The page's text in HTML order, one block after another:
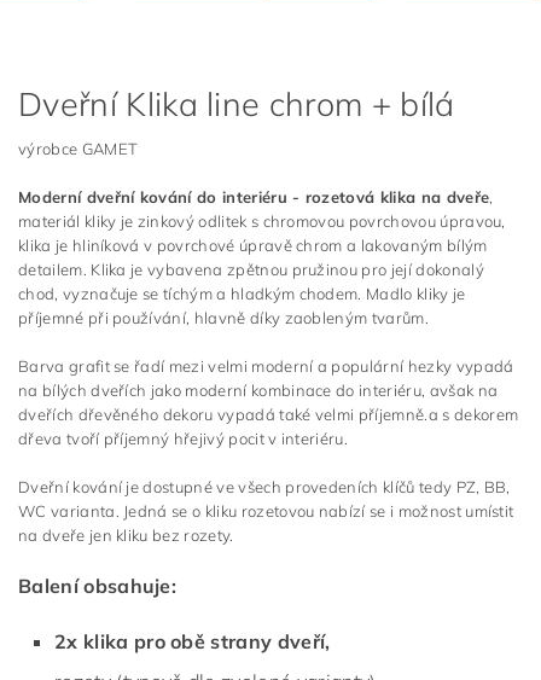
Dveřní Klika line chrom + bílá
výrobce GAMET
Moderní dveřní kování do interiéru - rozetová klika na dveře,
materiál kliky je zinkový odlitek s chromovou povrchovou úpravou,
klika je hliníková v povrchové úpravě chrom a lakovaným bílým
detailem. Klika je vybavena zpětnou pružinou pro její dokonalý
chod, vyznačuje se tíchým a hladkým chodem. Madlo kliky je
příjemné při používání, hlavně díky zaobleným tvarům.
Barva grafit se řadí mezi velmi moderní a populární hezky vypadá
na bílých dveřích jako moderní kombinace do interiéru, avšak na
dveřích dřevěného dekoru vypadá také velmi příjemně.a s dekorem
dřeva tvoří příjemný hřejivý pocit v interiéru.
Dveřní kování je dostupné ve všech provedeních klíčů tedy PZ, BB,
WC varianta. Jedná se o kliku rozetovou nabízí se i možnost umístit
na dveře jen kliku bez rozety.
Balení obsahuje:
2x klika pro obě strany dveří,